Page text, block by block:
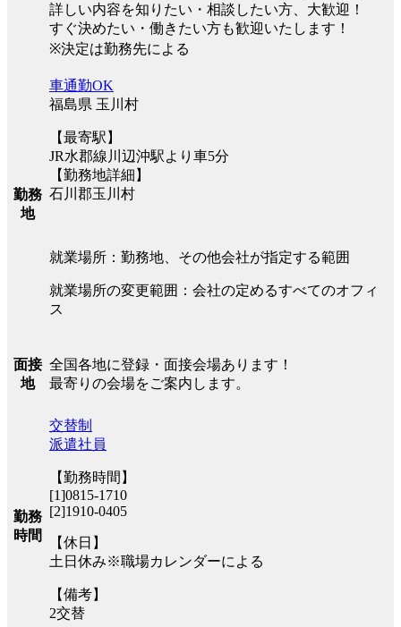
詳しい内容を知りたい・相談したい方、大歓迎！
すぐ決めたい・働きたい方も歓迎いたします！
※決定は勤務先による
勤務
地
車通勤OK
福島県 玉川村
【最寄駅】
JR水郡線川辺沖駅より車5分
【勤務地詳細】
石川郡玉川村
就業場所：勤務地、その他会社が指定する範囲
就業場所の変更範囲：会社の定めるすべてのオフィ
ス
面接
地
全国各地に登録・面接会場あります！
最寄りの会場をご案内します。
勤務
時間
交替制
派遣社員
【勤務時間】
[1]0815-1710
[2]1910-0405
【休日】
土日休み※職場カレンダーによる
【備考】
2交替